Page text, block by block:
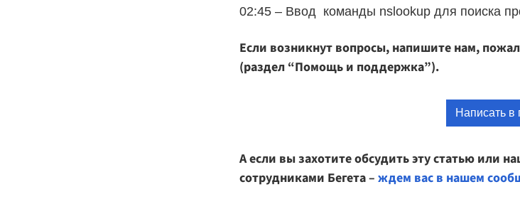
02:45 – Ввод команды nslookup для поиска
Если возникнут вопросы, напишите нам,
(раздел “Помощь и поддержка”).
Написать в
А если вы захотите обсудить эту статью или
сотрудниками Бегета – ждем вас в нашем